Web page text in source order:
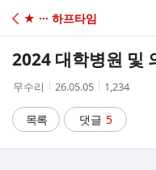
C
A
★ ··· 하프타임
2024 대학병원 및
작
자
무수리
작
시
간
26.05.05
조
수
1,234
목록 댓글 5